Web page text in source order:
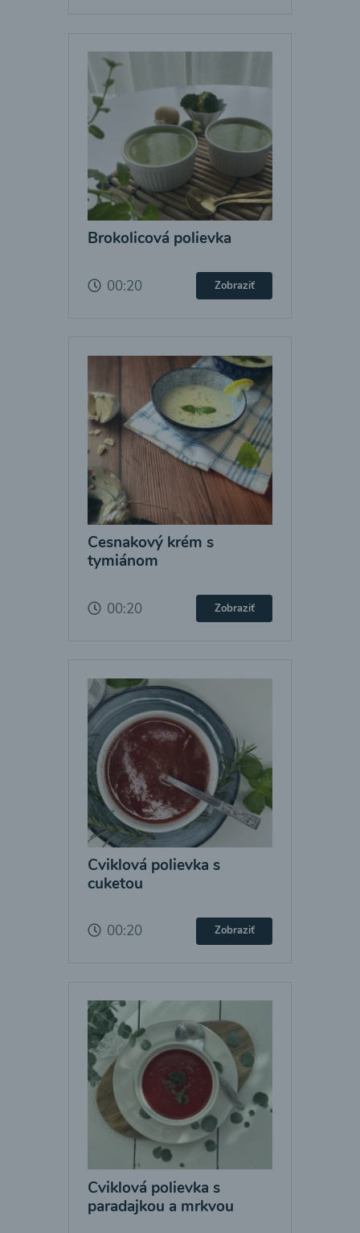
Brokolicová polievka
00:20 Zobraziť
Cesnakový krém s
tymiánom
00:20 Zobraziť
Cviklová polievka s
cuketou
00:20 Zobraziť
Cviklová polievka s
paradajkou a mrkvou